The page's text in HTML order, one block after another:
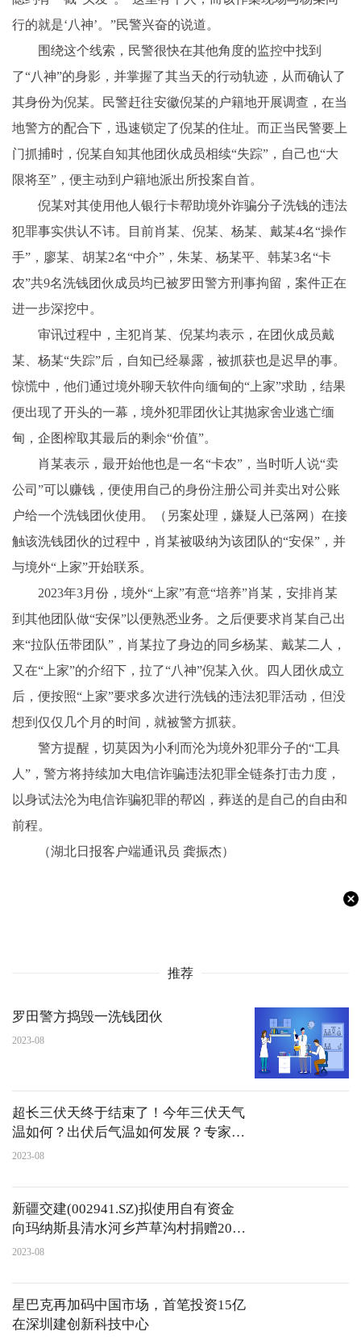
行的就是‘八神’。”民警兴奋的说道。
围绕这个线索，民警很快在其他角度的监控中找到
了“八神”的身影，并掌握了其当天的行动轨迹，从而确认了
其身份为倪某。民警赶往安徽倪某的户籍地开展调查，在当
地警方的配合下，迅速锁定了倪某的住址。而正当民警要上
门抓捕时，倪某自知其他团伙成员相续“失踪”，自己也“大
限将至”，便主动到户籍地派出所投案自首。
倪某对其使用他人银行卡帮助境外诈骗分子洗钱的违法
犯罪事实供认不讳。目前肖某、倪某、杨某、戴某4名“操作
手”，廖某、胡某2名“中介”，朱某、杨某平、韩某3名“卡
农”共9名洗钱团伙成员均已被罗田警方刑事拘留，案件正在
进一步深挖中。
审讯过程中，主犯肖某、倪某均表示，在团伙成员戴
某、杨某“失踪”后，自知已经暴露，被抓获也是迟早的事。
惊慌中，他们通过境外聊天软件向缅甸的“上家”求助，结果
便出现了开头的一幕，境外犯罪团伙让其抛家舍业逃亡缅
甸，企图榨取其最后的剩余“价值”。
肖某表示，最开始他也是一名“卡农”，当时听人说“卖
公司”可以赚钱，便使用自己的身份注册公司并卖出对公账
户给一个洗钱团伙使用。（另案处理，嫌疑人已落网）在接
触该洗钱团伙的过程中，肖某被吸纳为该团队的“安保”，并
与境外“上家”开始联系。
2023年3月份，境外“上家”有意“培养”肖某，安排肖某
到其他团队做“安保”以便熟悉业务。之后便要求肖某自己出
来“拉队伍带团队”，肖某拉了身边的同乡杨某、戴某二人，
又在“上家”的介绍下，拉了“八神”倪某入伙。四人团伙成立
后，便按照“上家”要求多次进行洗钱的违法犯罪活动，但没
想到仅仅几个月的时间，就被警方抓获。
警方提醒，切莫因为小利而沦为境外犯罪分子的“工具
人”，警方将持续加大电信诈骗违法犯罪全链条打击力度，
以身试法沦为电信诈骗犯罪的帮凶，葬送的是自己的自由和
前程。
（湖北日报客户端通讯员 龚振杰）
推荐
罗田警方捣毁一洗钱团伙
2023-08
超长三伏天终于结束了！今年三伏天气
温如何？出伏后气温如何发展？专家分
析
2023-08
新疆交建(002941.SZ)拟使用自有资金
向玛纳斯县清水河乡芦草沟村捐赠20万
元
2023-08
星巴克再加码中国市场，首笔投资15亿
在深圳建创新科技中心